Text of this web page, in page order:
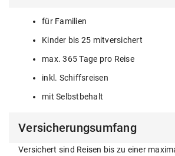
für Familien
Kinder bis 25 mitversichert
max. 365 Tage pro Reise
inkl. Schiffsreisen
mit Selbstbehalt
Versicherungsumfang
Versichert sind Reisen bis zu einer